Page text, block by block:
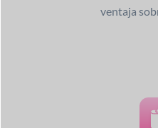
ventaja